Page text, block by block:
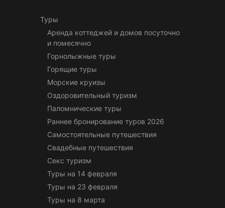
Туры
Аренда коттеджей и домов посуточно
и помесячно
Горнолыжные туры
Горящие туры
Морские круизы
Оздоровительный туризм
Паломнические туры
Раннее бронирование туров 2026
Самостоятельные путешествия
Свадебные путешествия
Секс туризм
Туры на 14 февраля
Туры на 23 февраля
Туры на 8 марта